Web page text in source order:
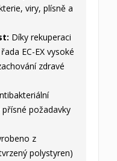
viry, plísně a
Díky rekuperaci
EC-EX vysoké
zdravé
požadavky
z
polystyren)